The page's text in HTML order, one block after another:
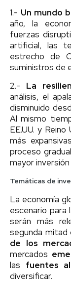
1.- Un mundo
año, la
fuerzas
artificial, las
estrecho de
suministros de
2.- La
análisis, el
disminuido
Al mismo
EE.UU. y
más
proceso
mayor
Temáticas de
La economía
escenario para
serán más
segunda mitad
de los
mercados
las fuentes
diversificar.